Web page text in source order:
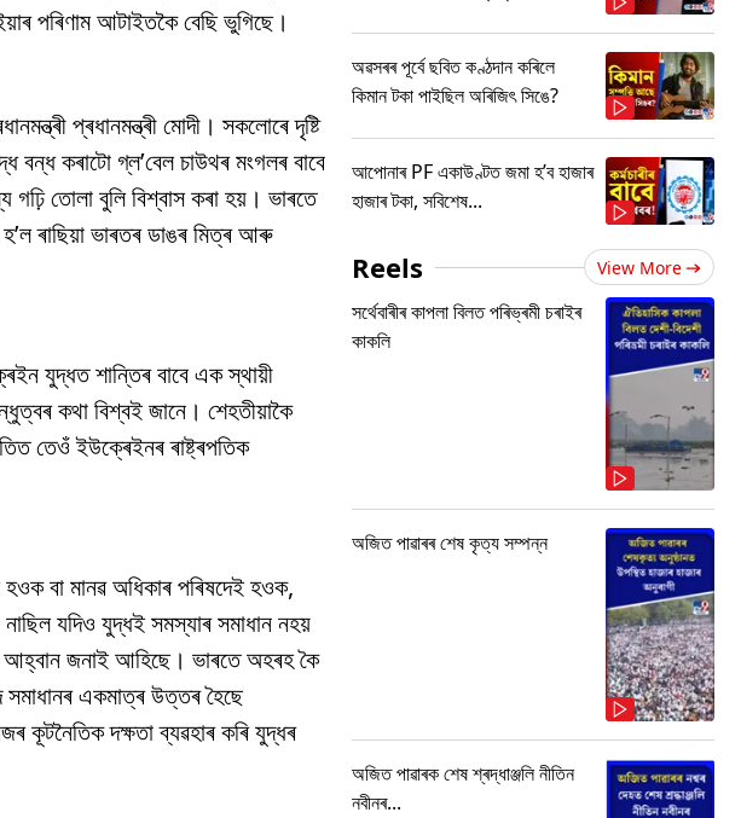
পৰিণাম আটাইতকৈ বেছি ভুগিছে।
প্ৰধানমন্ত্ৰী মোদী। সকলোৰে দৃষ্টি
কৰাটো গ্ল’বেল চাউথৰ মংগলৰ বাবে
তোলা বুলি বিশ্বাস কৰা হয়। ভাৰতে
হ’ল ৰাছিয়া ভাৰতৰ ডাঙৰ মিত্ৰ আৰু
যুদ্ধত শান্তিৰ বাবে এক স্থায়ী
কথা বিশ্বই জানে। শেহতীয়াকৈ
তেওঁ ইউক্ৰেইনৰ ৰাষ্ট্ৰপতিক
হওক বা মানৱ অধিকাৰ পৰিষদেই হওক,
যদিও যুদ্ধই সমস্যাৰ সমাধান নহয়
আহ্বান জনাই আহিছে। ভাৰতে অহৰহ কৈ
সমাধানৰ একমাত্ৰ উত্তৰ হৈছে
কূটনৈতিক দক্ষতা ব্যৱহাৰ কৰি যুদ্ধৰ
অৱসৰৰ পূৰ্বে ছবিত কণ্ঠদান কৰিলে
কিমান টকা পাইছিল অৰিজিৎ সিঙে?
আপোনাৰ PF একাউণ্টত জমা হ’ব হাজাৰ
হাজাৰ টকা, সবিশেষ...
Reels View More
সৰ্থেবাৰীৰ কাপলা বিলত পৰিভ্ৰমী চৰাইৰ
কাকলি
অজিত পাৱাৰৰ শেষ কৃত্য সম্পন্ন
অজিত পাৱাৰক শেষ শ্ৰদ্ধাঞ্জলি নীতিন
নবীনৰ...